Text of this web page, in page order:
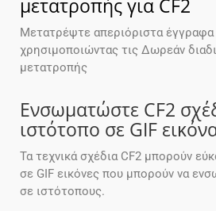
μετατροπής για CF2
Μετατρέψτε απεριόριστα έγγραφα
χρησιμοποιώντας τις Δωρεάν
μετατροπής
Ενσωματώστε CF2
ιστότοπο σε GIF
Τα τεχνικά σχέδια CF2 μπορούν
σε GIF εικόνες που μπορούν να
σε ιστότοπους.